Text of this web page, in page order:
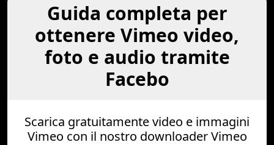
Guida completa per
ottenere Vimeo video,
foto e audio tramite
Facebo
Scarica gratuitamente video e immagini
Vimeo con il nostro downloader Vimeo